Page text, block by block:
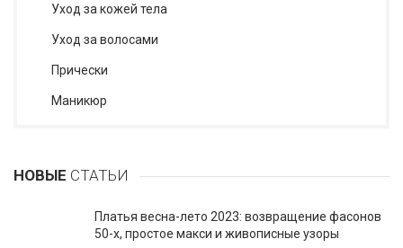
Уход за кожей тела
Уход за волосами
Прически
Маникюр
НОВЫЕ СТАТЬИ
Платья весна-лето 2023: возвращение фасонов
50-х, простое макси и живописные узоры